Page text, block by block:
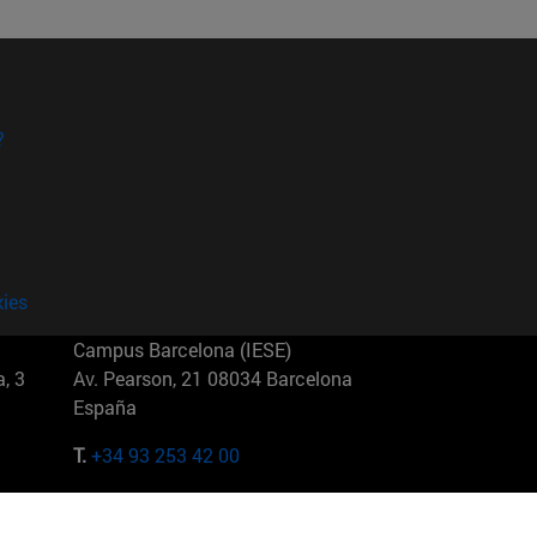
3
Campus Barcelona (IESE)
Av. Pearson, 21 08034 Barcelona
España
T.+34 93 253 42 00